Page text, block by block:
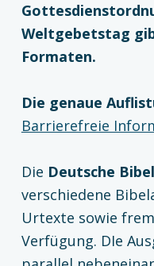
Weltgebetstag
Formaten.
Die genaue
Barrierefreie
Die Deutsche
verschiedene
Urtexte sowie
Verfügung. DIe